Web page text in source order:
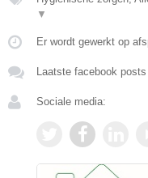
▼
Er wordt gewerkt op
Laatste facebook posts
Sociale media: